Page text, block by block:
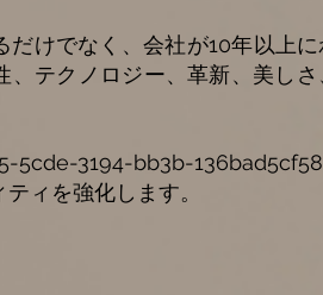
だけでなく、会社が10年以上
、テクノロジー、革新、美し
3194-bb3b-
ィを強化します。